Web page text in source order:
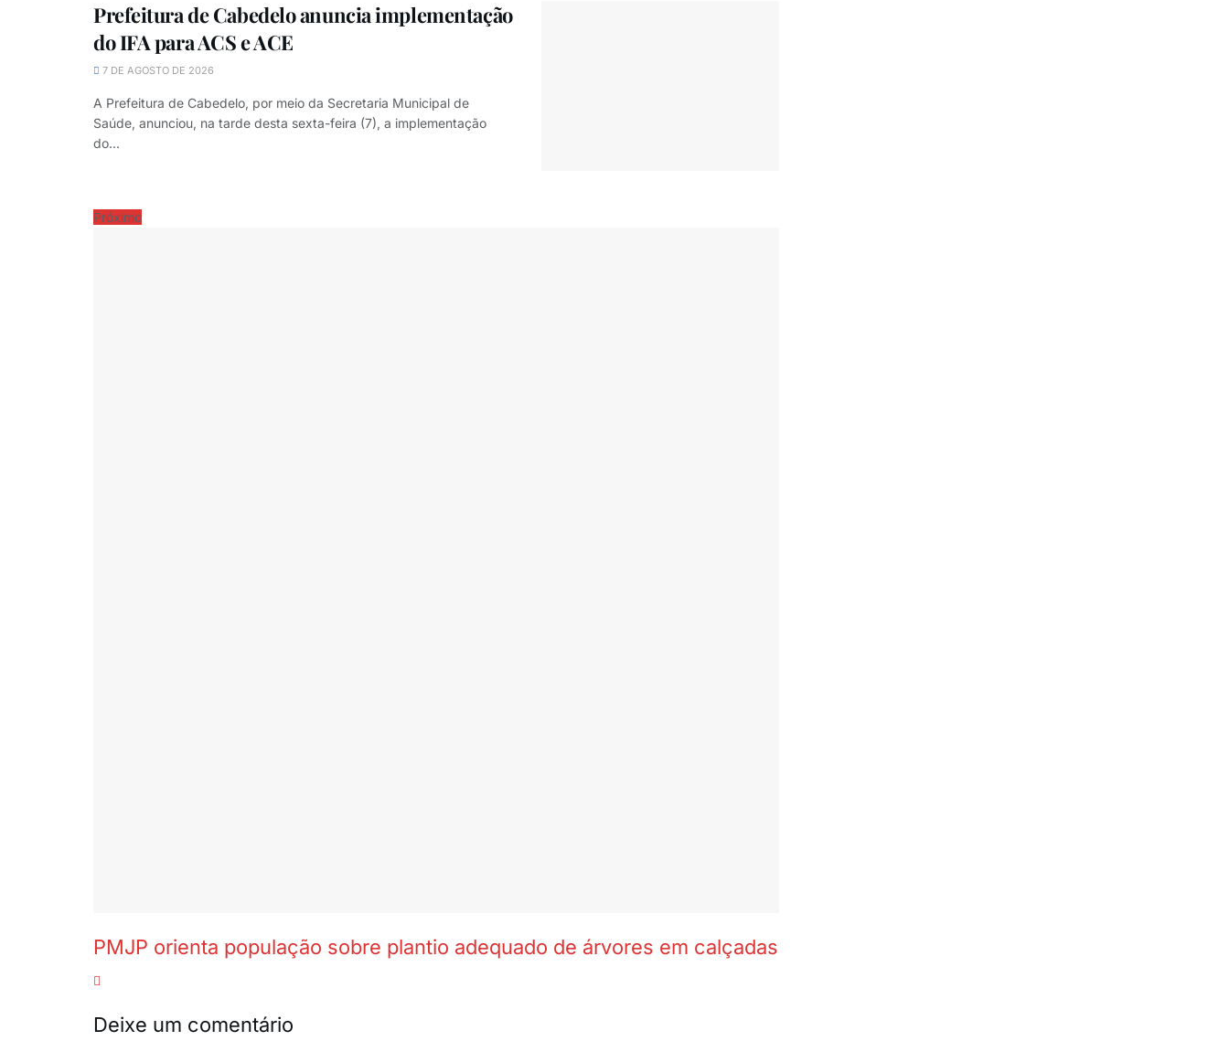
Prefeitura de Cabedelo anuncia implementação
do IFA para ACS e ACE
7 DE AGOSTO DE 2026
A Prefeitura de Cabedelo, por meio da Secretaria Municipal de
Saúde, anunciou, na tarde desta sexta-feira (7), a implementação
do...
Próximo
PMJP orienta população sobre plantio adequado de árvores em calçadas
Deixe um comentário